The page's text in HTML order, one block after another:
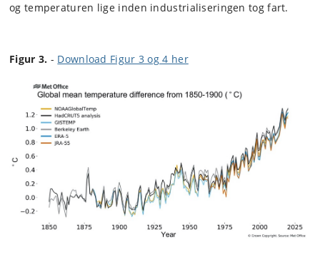
og temperaturen lige inden industrialiseringen tog fart.
Figur 3. - Download Figur 3 og 4 her